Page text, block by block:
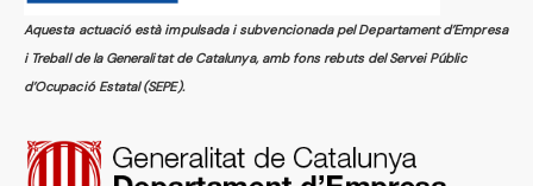
Aquesta actuació està impulsada i subvencionada pel Departament d’Empresa
i Treball de la Generalitat de Catalunya, amb fons rebuts del Servei Públic
d’Ocupació Estatal (SEPE).